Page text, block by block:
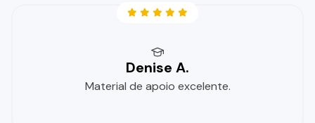
Denise A.
Material de apoio excelente.